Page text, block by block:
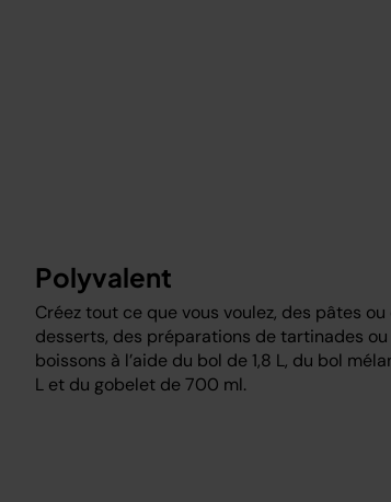
Polyvalent
Créez tout ce que vous voulez, des pâtes ou
desserts, des préparations de tartinades ou
boissons à l’aide du bol de 1,8 L, du bol
L et du gobelet de 700 ml.